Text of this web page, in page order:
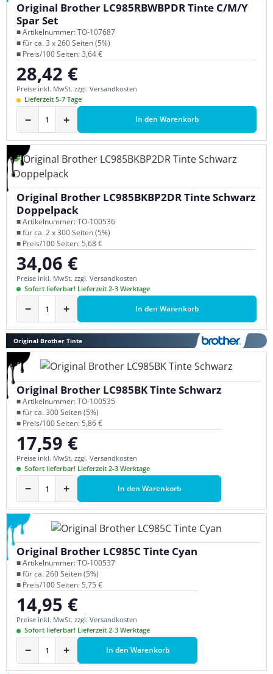
Original Brother LC985RBWBPDR Tinte C/M/Y
Spar Set
■ Artikelnummer: TO-107687
■ für ca. 3 x 260 Seiten (5%)
■ Preis/100 Seiten: 3,64 €
Regulärer Preis:
28,42 €
Preise inkl. MwSt. zzgl. Versandkosten
Lieferzeit 5-7 Tage
− + In den Warenkorb
Original Brother LC985BKBP2DR Tinte Schwarz
Doppelpack
■ Artikelnummer: TO-100536
■ für ca. 2 x 300 Seiten (5%)
■ Preis/100 Seiten: 5,68 €
Regulärer Preis:
34,06 €
Preise inkl. MwSt. zzgl. Versandkosten
Sofort lieferbar! Lieferzeit 2-3 Werktage
− + In den Warenkorb
Original Brother Tinte
Original Brother LC985BK Tinte Schwarz
■ Artikelnummer: TO-100535
■ für ca. 300 Seiten (5%)
■ Preis/100 Seiten: 5,86 €
Regulärer Preis:
17,59 €
Preise inkl. MwSt. zzgl. Versandkosten
Sofort lieferbar! Lieferzeit 2-3 Werktage
− + In den Warenkorb
Original Brother LC985C Tinte Cyan
■ Artikelnummer: TO-100537
■ für ca. 260 Seiten (5%)
■ Preis/100 Seiten: 5,75 €
Regulärer Preis:
14,95 €
Preise inkl. MwSt. zzgl. Versandkosten
Sofort lieferbar! Lieferzeit 2-3 Werktage
− + In den Warenkorb